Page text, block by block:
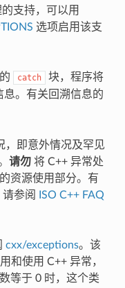
支持，可以用
选项启用该支
catch
块，程序将
息。有关回溯信息的
，即意外情况及罕见
请勿将 C++ 异常处
资源使用部分。有
参阅
ISO C++ FAQ
cxx/exceptions。该
和使用 C++ 异常，
等于 0 时，这个类